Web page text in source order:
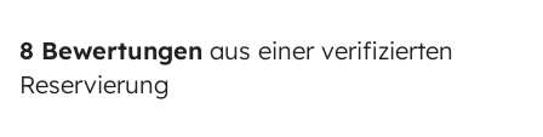
8 Bewertungen aus einer verifizierten
Reservierung